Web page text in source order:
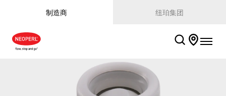
制造商 纽珀集团